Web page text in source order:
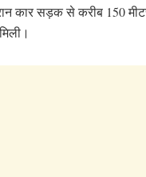
कार सड़क से करीब 150